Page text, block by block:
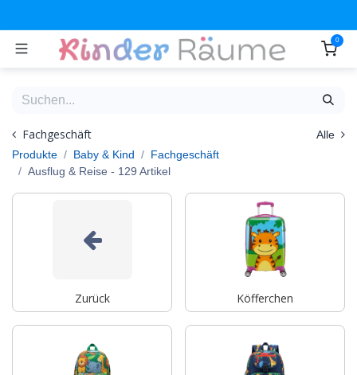
0
Fachgeschäft
Alle
Produkte
Baby & Kind
Fachgeschäft
Ausflug & Reise - 129 Artikel
Zurück Köfferchen